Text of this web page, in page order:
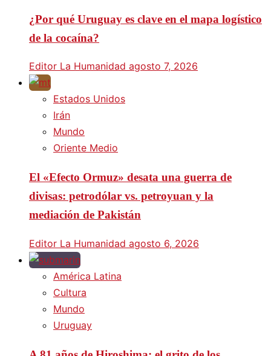
¿Por qué Uruguay es clave en el mapa logístico
de la cocaína?
Editor La Humanidad agosto 7, 2026
Estados Unidos
Irán
Mundo
Oriente Medio
El «Efecto Ormuz» desata una guerra de
divisas: petrodólar vs. petroyuan y la
mediación de Pakistán
Editor La Humanidad agosto 6, 2026
América Latina
Cultura
Mundo
Uruguay